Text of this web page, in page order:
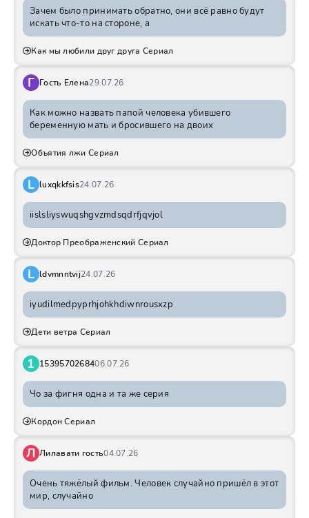
Зачем было принимать обратно, они всё равно будут
искать что-то на стороне, а
Как мы любили друг друга Сериал
Г Гость Елена29.07.26
Как можно назвать папой человека убившего
беременную мать и бросившего на двоих
Объятия лжи Сериал
L luxqkkfsis24.07.26
iislsliyswuqshgvzmdsqdrfjqvjol
Доктор Преображенский Сериал
L ldvmnntvij24.07.26
iyudilmedpyprhjohkhdiwnrousxzp
Дети ветра Сериал
1 1539570268406.07.26
Чо за фигня одна и та же серия
Кордон Сериал
Л Лилавати гость04.07.26
Очень тяжёлый фильм. Человек случайно пришёл в этот
мир, случайно